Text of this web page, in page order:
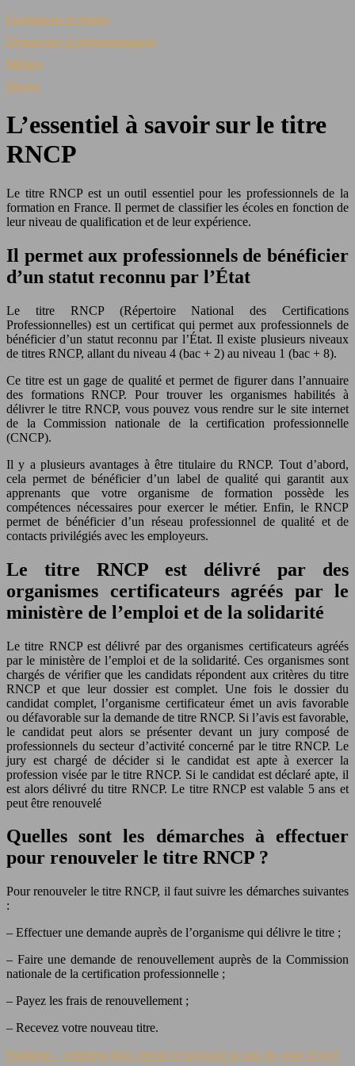
Formations et études
Démarches et règlementations
Métiers
Divers
L’essentiel à savoir sur le titre
RNCP
Le titre RNCP est un outil essentiel pour les professionnels de la
formation en France. Il permet de classifier les écoles en fonction de
leur niveau de qualification et de leur expérience.
Il permet aux professionnels de bénéficier
d’un statut reconnu par l’État
Le titre RNCP (Répertoire National des Certifications
Professionnelles) est un certificat qui permet aux professionnels de
bénéficier d’un statut reconnu par l’État. Il existe plusieurs niveaux
de titres RNCP, allant du niveau 4 (bac + 2) au niveau 1 (bac + 8).
Ce titre est un gage de qualité et permet de figurer dans l’annuaire
des formations RNCP. Pour trouver les organismes habilités à
délivrer le titre RNCP, vous pouvez vous rendre sur le site internet
de la Commission nationale de la certification professionnelle
(CNCP).
Il y a plusieurs avantages à être titulaire du RNCP. Tout d’abord,
cela permet de bénéficier d’un label de qualité qui garantit aux
apprenants que votre organisme de formation possède les
compétences nécessaires pour exercer le métier. Enfin, le RNCP
permet de bénéficier d’un réseau professionnel de qualité et de
contacts privilégiés avec les employeurs.
Le titre RNCP est délivré par des
organismes certificateurs agréés par le
ministère de l’emploi et de la solidarité
Le titre RNCP est délivré par des organismes certificateurs agréés
par le ministère de l’emploi et de la solidarité. Ces organismes sont
chargés de vérifier que les candidats répondent aux critères du titre
RNCP et que leur dossier est complet. Une fois le dossier du
candidat complet, l’organisme certificateur émet un avis favorable
ou défavorable sur la demande de titre RNCP. Si l’avis est favorable,
le candidat peut alors se présenter devant un jury composé de
professionnels du secteur d’activité concerné par le titre RNCP. Le
jury est chargé de décider si le candidat est apte à exercer la
profession visée par le titre RNCP. Si le candidat est déclaré apte, il
est alors délivré du titre RNCP. Le titre RNCP est valable 5 ans et
peut être renouvelé
Quelles sont les démarches à effectuer
pour renouveler le titre RNCP ?
Pour renouveler le titre RNCP, il faut suivre les démarches suivantes
:
– Effectuer une demande auprès de l’organisme qui délivre le titre ;
– Faire une demande de renouvellement auprès de la Commission
nationale de la certification professionnelle ;
– Payez les frais de renouvellement ;
– Recevez votre nouveau titre.
Etudiants : comment bien choisir et négocier le prix de votre loyer?